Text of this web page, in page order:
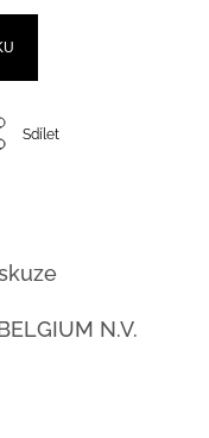
Sdílet
N.V.